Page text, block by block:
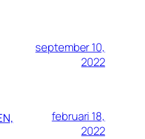
september 10,
2022
februari 18,
2022